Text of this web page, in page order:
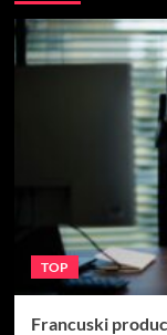
TOP
Francuski